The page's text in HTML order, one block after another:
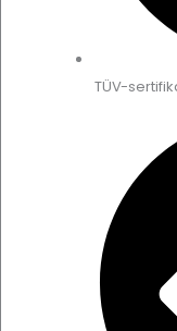
TÜV-